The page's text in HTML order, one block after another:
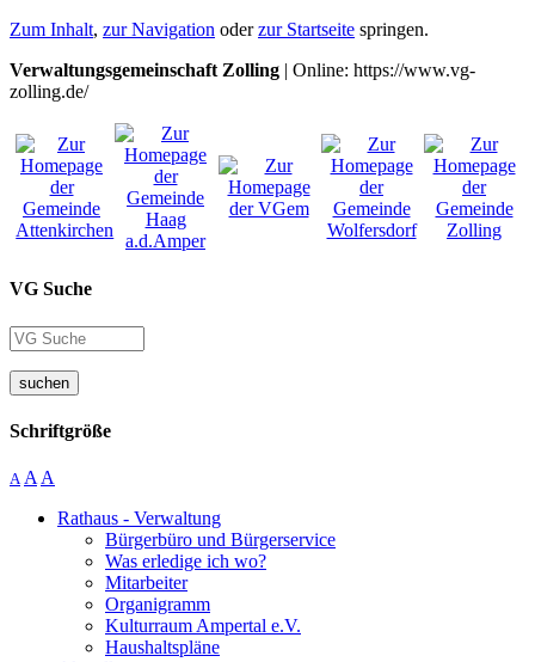
Zum Inhalt, zur Navigation oderzur Startseite springen.
Verwaltungsgemeinschaft Zolling | Online: https://www.vg-
zolling.de/
VG Suche
suchen
Schriftgröße
A A A
Rathaus - Verwaltung
Bürgerbüro und Bürgerservice
Was erledige ich wo?
Mitarbeiter
Organigramm
Kulturraum Ampertal e.V.
Haushaltspläne